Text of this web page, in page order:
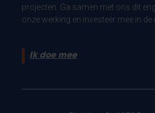
projecten. Ga samen met ons dit
onze werking en investeer mee in
Ik doe mee